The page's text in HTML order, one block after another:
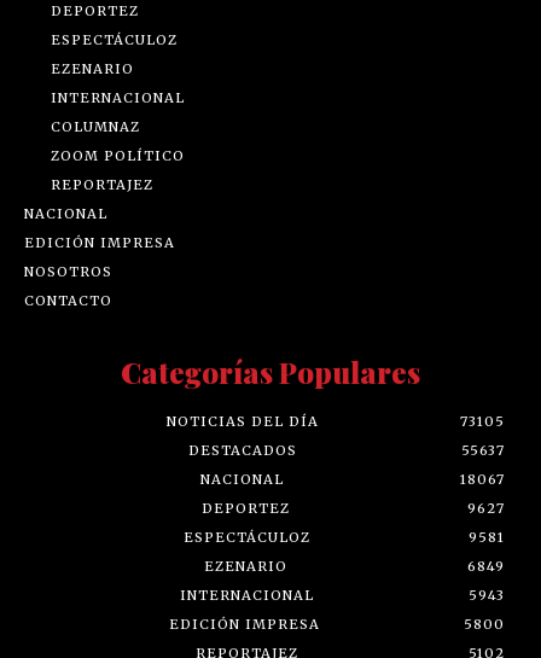
DEPORTEZ
ESPECTÁCULOZ
EZENARIO
INTERNACIONAL
COLUMNAZ
ZOOM POLÍTICO
REPORTAJEZ
NACIONAL
EDICIÓN IMPRESA
NOSOTROS
CONTACTO
Categorías Populares
NOTICIAS DEL DÍA
73105
DESTACADOS
55637
NACIONAL
18067
DEPORTEZ
9627
ESPECTÁCULOZ
9581
EZENARIO
6849
INTERNACIONAL
5943
EDICIÓN IMPRESA
5800
REPORTAJEZ
5102